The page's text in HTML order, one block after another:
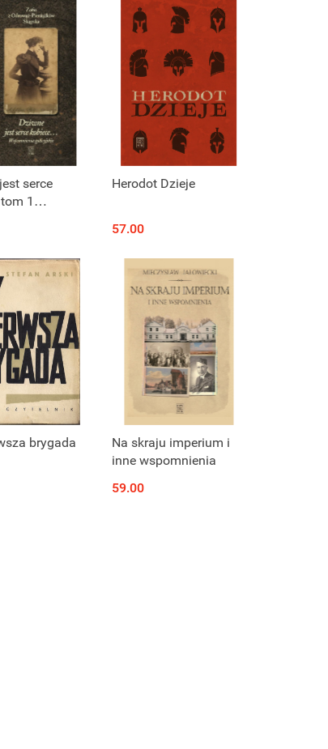
niedostępny
serce
1
Produkt niedostępny
Herodot Dzieje
57.00
niedostępny
brygada Produkt niedostępny
Na skraju imperium i
inne wspomnienia
59.00